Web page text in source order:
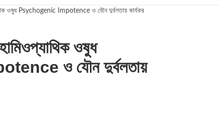
ওষুধ Psychogenic Impotence ও যৌন দুর্বলতায় কার্যকর
ওষুধ
ও যৌন দুর্বলতায়